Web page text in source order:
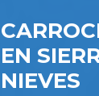
EN
NIEVES